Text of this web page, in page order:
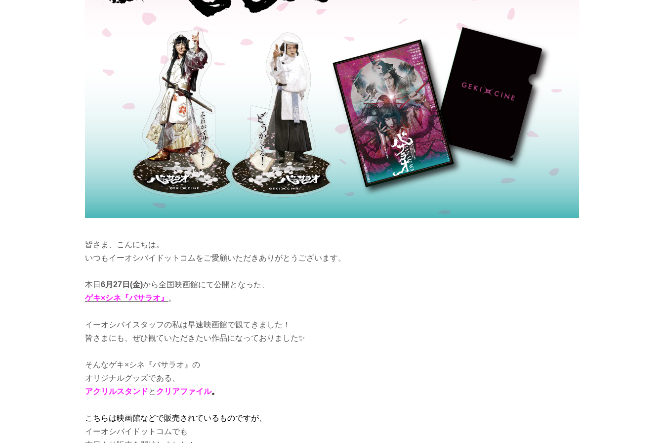
皆さま、こんにちは。
いつもイーオシバイドットコムをご愛顧いただきありがとうございます。
本日 6月27日(金)から全国映画館にて公開となった、
ゲキ×シネ『バサラオ』
。
イーオシバイスタッフの私は早速映画館で観てきました！
皆さまにも、ぜひ観ていただきたい作品になっておりました✨
そんなゲキ×シネ『バサラオ』の
オリジナルグッズである、
アクリルスタンドと クリアファイル。
こちらは映画館などで販売されているものですが、
イーオシバイドットコムでも